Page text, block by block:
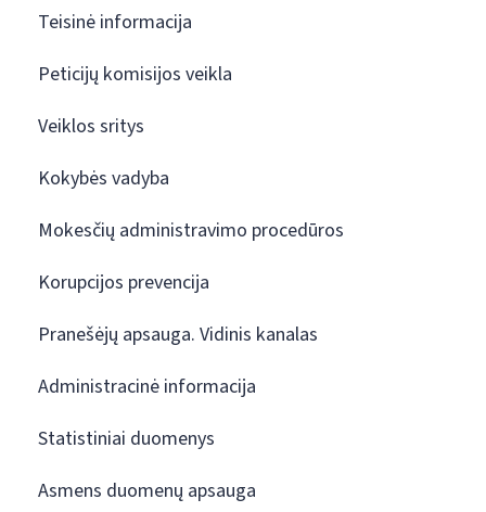
Teisinė informacija
Peticijų komisijos veikla
Veiklos sritys
Kokybės vadyba
Mokesčių administravimo procedūros
Korupcijos prevencija
Pranešėjų apsauga. Vidinis kanalas
Administracinė informacija
Statistiniai duomenys
Asmens duomenų apsauga